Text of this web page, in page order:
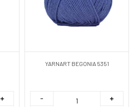
YARNART BEGONIA 5351